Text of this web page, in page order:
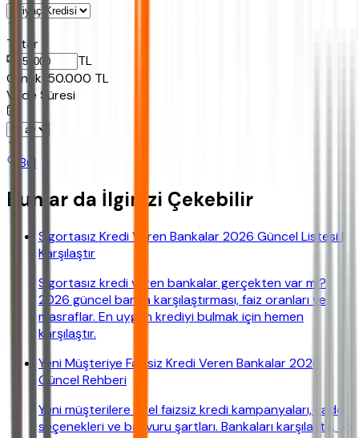
Tutar
TL
Ornek: 50.000 TL
Vade Süresi
Bul
Bunlar da İlginizi Çekebilir
Sigortasız Kredi Veren Bankalar 2026 Güncel Listesi |
Karşılaştır
Sigortasız kredi veren bankalar gerçekten var mı?
2026 güncel banka karşılaştırması, faiz oranları ve
masraflar. En uygun krediyi bulmak için hemen
karşılaştır.
Yeni Müşteriye Faizsiz Kredi Veren Bankalar 2026
Güncel Rehberi
Yeni müşterilere özel faizsiz kredi kampanyaları, vade
seçenekleri ve başvuru şartları. Bankaları karşılaştır, en